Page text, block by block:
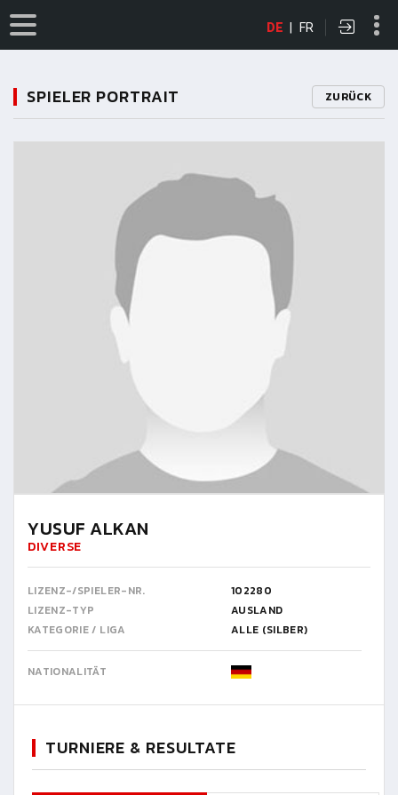
DE | FR
SPIELER PORTRAIT ZURÜCK
YUSUF ALKAN
DIVERSE
LIZENZ-/SPIELER-NR.
102280
LIZENZ-TYP
AUSLAND
KATEGORIE / LIGA
ALLE (SILBER)
NATIONALITÄT
TURNIERE & RESULTATE